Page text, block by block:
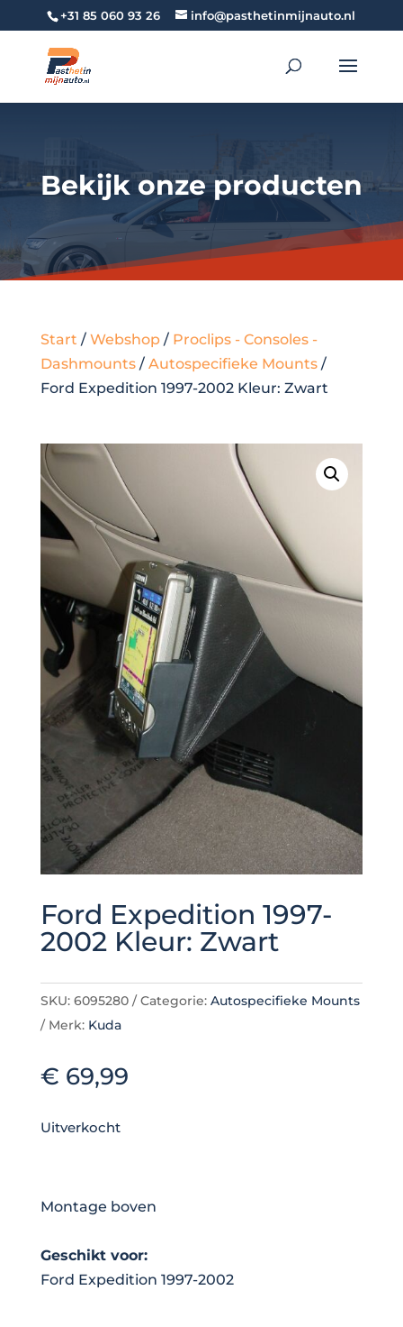
+31 85 060 93 26 info@pasthetinmijnauto.nl
Bekijk onze producten
Start / Webshop/ Proclips - Consoles -
Dashmounts/ Autospecifieke Mounts/
Ford Expedition 1997-2002 Kleur: Zwart
Ford Expedition 1997-
2002 Kleur: Zwart
SKU: 6095280 Categorie: Autospecifieke Mounts
Merk: Kuda
€ 69,99
Uitverkocht
Montage boven
Geschikt voor:
Ford Expedition 1997-2002